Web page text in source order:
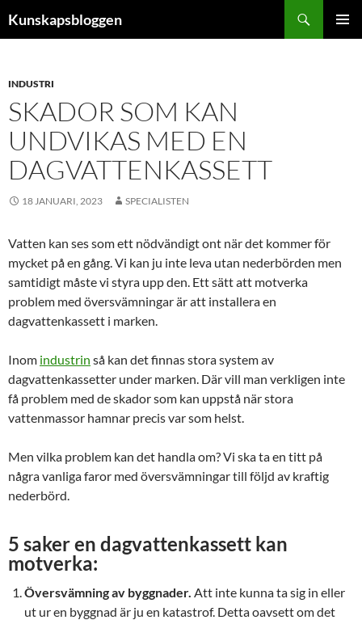
tillKunskapsbloggen
INDUSTRI
SKADOR SOM KAN
UNDVIKAS MED EN
DAGVATTENKASSETT
18 JANUARI, 2023 SPECIALISTEN
Vatten kan ses som ett nödvändigt ont när det kommer för
mycket på en gång. Vi kan ju inte leva utan nederbörden men
samtidigt måste vi styra upp den. Ett sätt att motverka
problem med översvämningar är att installera en
dagvattenkassett i marken.
Inom industrin så kan det finnas stora system av
dagvattenkassetter under marken. Där vill man verkligen inte
få problem med de skador som kan uppstå när stora
vattenmassor hamnar precis var som helst.
Men vilka problem kan det handla om? Vi ska ta en titt på
några vanliga faror med översvämningar till följd av kraftig
nederbörd.
5 saker en dagvattenkassett kan
motverka:
Översvämning av byggnader. Att inte kunna ta sig in eller
ut ur en byggnad är ju en katastrof. Detta oavsett om det